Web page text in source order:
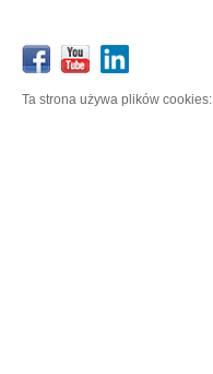
Ta strona używa plików cookies: